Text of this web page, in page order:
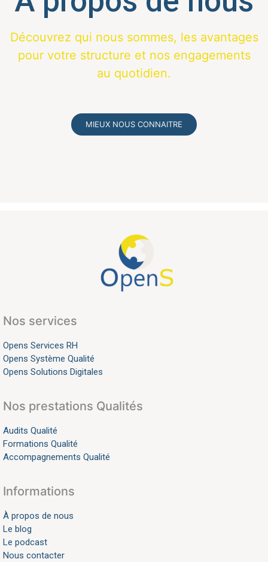
Découvrez qui nous sommes, les avantages
pour votre structure et nos engagements
au quotidien.
MIEUX NOUS CONNAITRE
Nos services
Opens Services RH
Opens Système Qualité
Opens Solutions Digitales
Nos prestations Qualités
Audits Qualité
Formations Qualité
Accompagnements Qualité
Informations
À propos de nous
Le blog
Le podcast
Nous contacter